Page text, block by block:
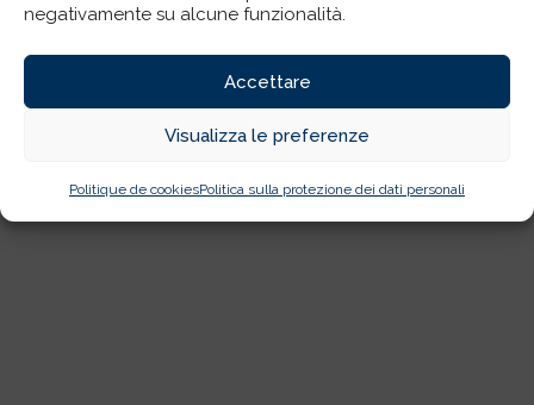
negativamente su alcune funzionalità.
Accettare
Visualizza le preferenze
Politique de cookiesPolitica sulla protezione dei dati personali